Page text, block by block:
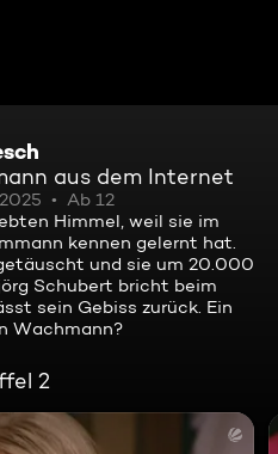
aus dem Internet
Ab 12
Himmel, weil sie im
kennen gelernt hat.
und sie um 20.000
Schubert bricht beim
sein Gebiss zurück. Ein
Wachmann?
2